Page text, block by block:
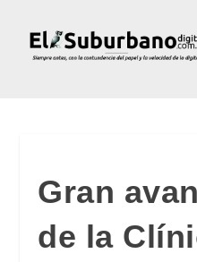
Gran
de la